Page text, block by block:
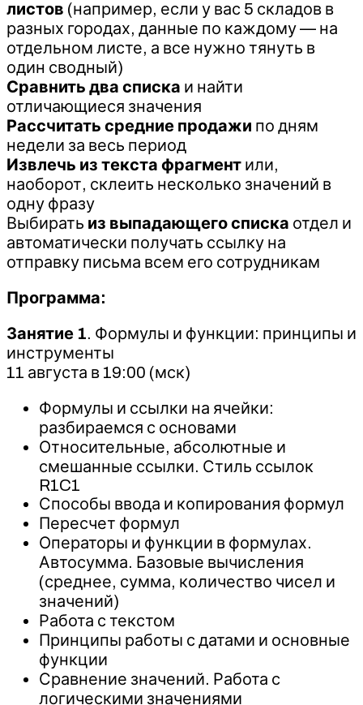
листов (например, если у вас 5 складов в
разных городах, данные по каждому — на
отдельном листе, а все нужно тянуть в
один сводный)
Сравнить два списка и найти
отличающиеся значения
Рассчитать средние продажи по дням
недели за весь период
Извлечь из текста фрагмент или,
наоборот, склеить несколько значений в
одну фразу
Выбирать из выпадающего списка отдел и
автоматически получать ссылку на
отправку письма всем его сотрудникам
Программа:
Занятие 1. Формулы и функции: принципы и
инструменты
11 августа в 19:00 (мск)
Формулы и ссылки на ячейки:
разбираемся с основами
Относительные, абсолютные и
смешанные ссылки. Стиль ссылок
R1C1
Способы ввода и копирования формул
Пересчет формул
Операторы и функции в формулах.
Автосумма. Базовые вычисления
(среднее, сумма, количество чисел и
значений)
Работа с текстом
Принципы работы с датами и основные
функции
Сравнение значений. Работа с
логическими значениями